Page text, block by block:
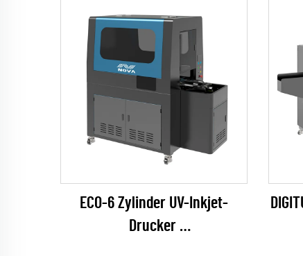
ECO-6 Zylinder UV-Inkjet-
Drucker